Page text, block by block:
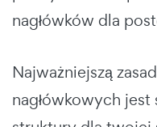
nagłówków dla
Najważniejszą
nagłówkowych